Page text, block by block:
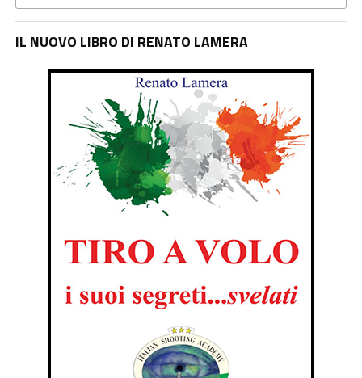
IL NUOVO LIBRO DI RENATO LAMERA